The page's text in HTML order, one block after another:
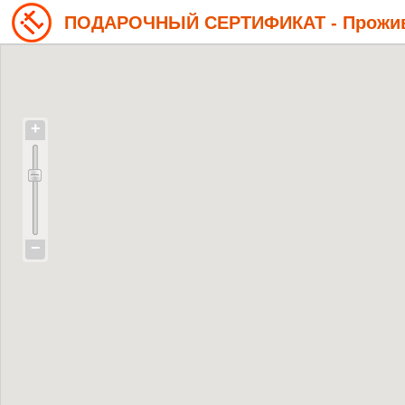
ПОДАРОЧНЫЙ СЕРТИФИКАТ -
+
−